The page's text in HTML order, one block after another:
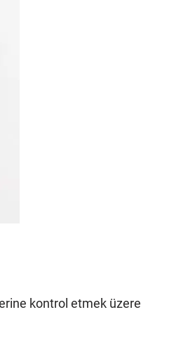
kontrol etmek üzere